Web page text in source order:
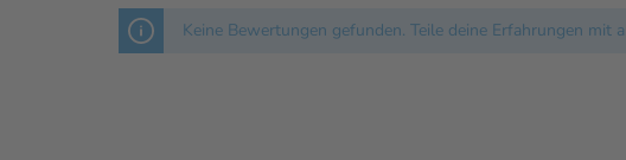
Keine Bewertungen gefunden. Teile deine Erfahrungen mit